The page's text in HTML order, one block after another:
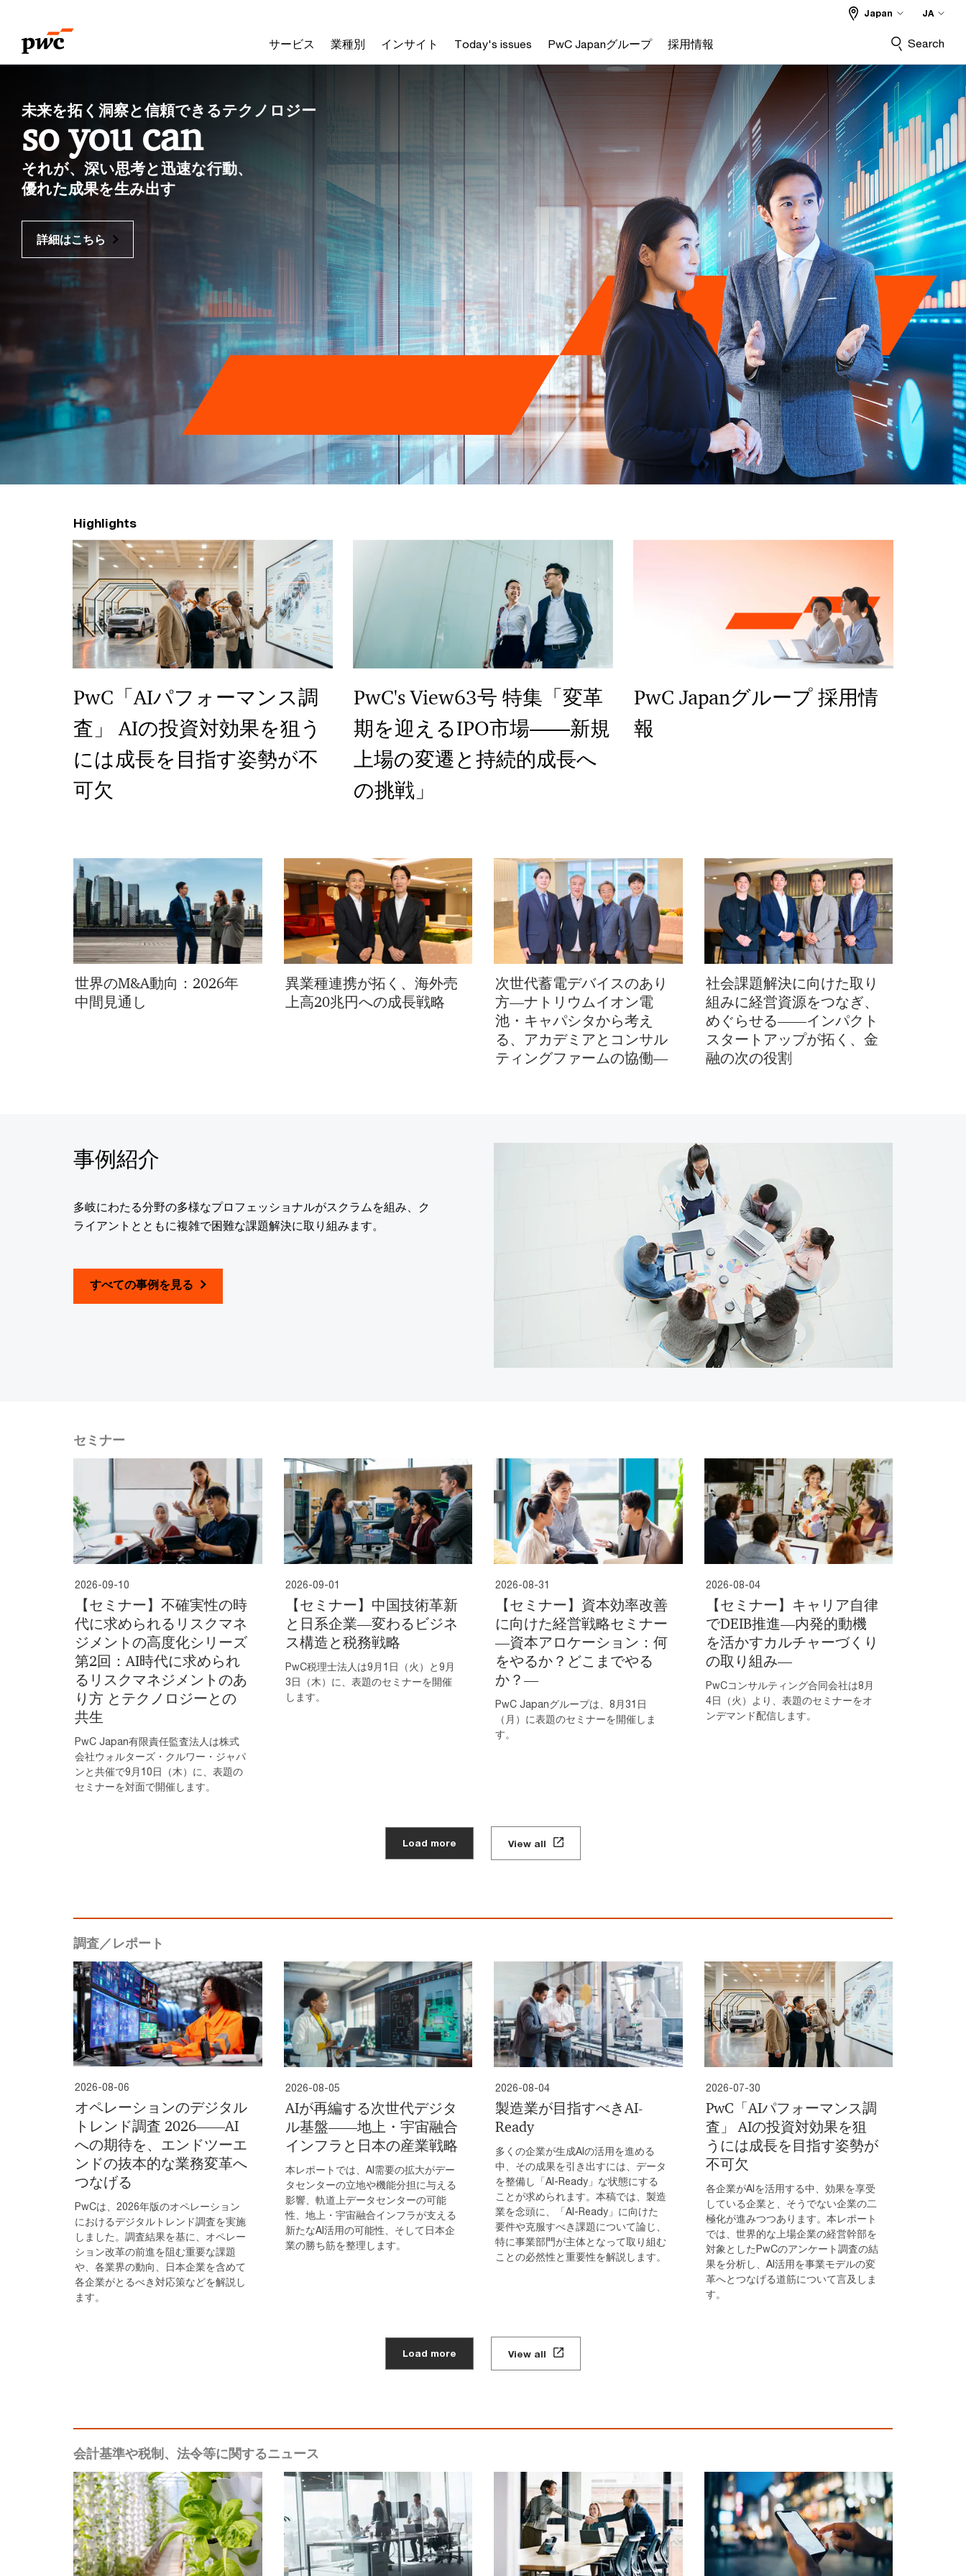
content
footer
サービス 業種別 インサイト Today's issues PwC Japanグループ 採用情報
Japan JA
Search
グ
ル
ー
未来を拓く洞察と信頼できるテクノロジー
so you can
それが、深い思考と迅速な行動、
優れた成果を生み出す
詳細はこちら
Highlights
PwC「AIパフォーマンス調
査」 AIの投資対効果を狙う
には成長を目指す姿勢が不
可欠
PwC's View63号 特集「変革
期を迎えるIPO市場――新規
上場の変遷と持続的成長へ
の挑戦」
PwC Japanグループ 採用情
報
世界のM&A動向：2026年
中間見通し
異業種連携が拓く、海外売
上高20兆円への成長戦略
次世代蓄電デバイスのあり
方―ナトリウムイオン電
池・キャパシタから考え
る、アカデミアとコンサル
ティングファームの協働―
社会課題解決に向けた取り
組みに経営資源をつなぎ、
めぐらせる――インパクト
スタートアップが拓く、金
融の次の役割
事例紹介
多岐にわたる分野の多様なプロフェッショナルがスクラムを組み、ク
ライアントとともに複雑で困難な課題解決に取り組みます。
すべての事例を見る
セミナー
2026-09-10
【セミナー】不確実性の時
代に求められるリスクマネ
ジメントの高度化シリーズ
第2回：AI時代に求められ
るリスクマネジメントのあ
り方 とテクノロジーとの
共生
PwC Japan有限責任監査法人は株式
会社ウォルターズ・クルワー・ジャパ
ンと共催で9月10日（木）に、表題の
セミナーを対面で開催します。
2026-09-01
【セミナー】中国技術革新
と日系企業—変わるビジネ
ス構造と税務戦略
PwC税理士法人は9月1日（火）と9月
3日（木）に、表題のセミナーを開催
します。
2026-08-31
【セミナー】資本効率改善
に向けた経営戦略セミナー
―資本アロケーション：何
をやるか？どこまでやる
か？―
PwC Japanグループは、8月31日
（月）に表題のセミナーを開催しま
す。
2026-08-04
【セミナー】キャリア自律
でDEIB推進―内発的動機
を活かすカルチャーづくり
の取り組み―
PwCコンサルティング合同会社は8月
4日（火）より、表題のセミナーをオ
ンデマンド配信します。
Load more View all
調査／レポート
2026-08-06
オペレーションのデジタル
トレンド調査 2026――AI
への期待を、エンドツーエ
ンドの抜本的な業務変革へ
つなげる
PwCは、2026年版のオペレーション
におけるデジタルトレンド調査を実施
しました。調査結果を基に、オペレー
ション改革の前進を阻む重要な課題
や、各業界の動向、日本企業を含めて
各企業がとるべき対応策などを解説し
ます。
2026-08-05
AIが再編する次世代デジタ
ル基盤――地上・宇宙融合
インフラと日本の産業戦略
本レポートでは、AI需要の拡大がデー
タセンターの立地や機能分担に与える
影響、軌道上データセンターの可能
性、地上・宇宙融合インフラが支える
新たなAI活用の可能性、そして日本企
業の勝ち筋を整理します。
2026-08-04
製造業が目指すべきAI-
Ready
多くの企業が生成AIの活用を進める
中、その成果を引き出すには、データ
を整備し「AI-Ready」な状態にする
ことが求められます。本稿では、製造
業を念頭に、「AI-Ready」に向けた
要件や克服すべき課題について論じ、
特に事業部門が主体となって取り組む
ことの必然性と重要性を解説します。
2026-07-30
PwC「AIパフォーマンス調
査」 AIの投資対効果を狙
うには成長を目指す姿勢が
不可欠
各企業がAIを活用する中、効果を享受
している企業と、そうでない企業の二
極化が進みつつあります。本レポート
では、世界的な上場企業の経営幹部を
対象としたPwCのアンケート調査の結
果を分析し、AI活用を事業モデルの変
革へとつなげる道筋について言及しま
す。
Load more View all
会計基準や税制、法令等に関するニュース